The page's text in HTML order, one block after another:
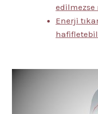
edilmezse
Enerji